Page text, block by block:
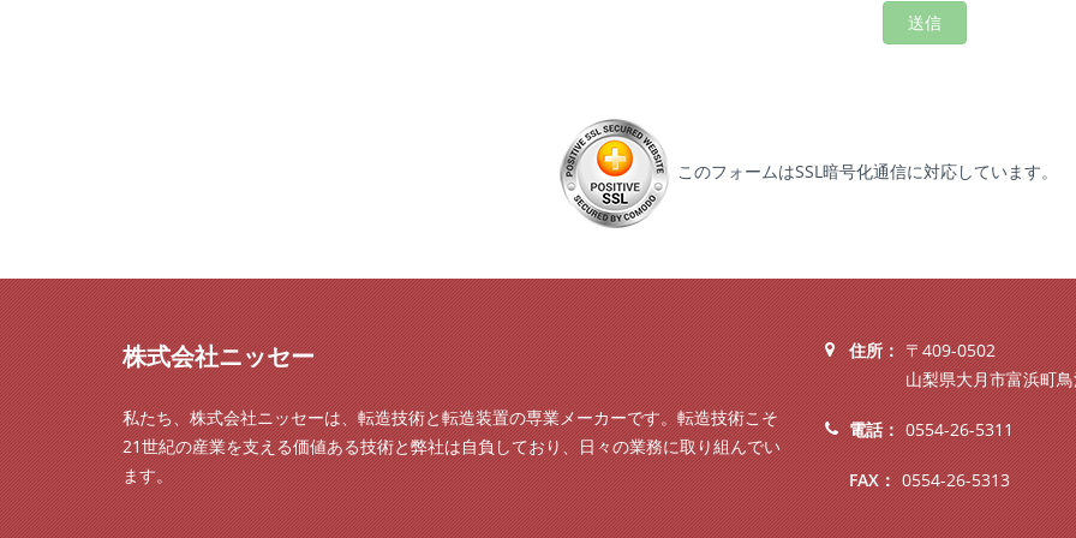
送信
このフォームはSSL暗号化通信に対応しています。
株式会社ニッセー
私たち、株式会社ニッセーは、転造技術と転造装置の専業メーカーです。転造技術こそ
21世紀の産業を支える価値ある技術と弊社は自負しており、日々の業務に取り組んでい
ます。
住所： 〒409-0502
山梨県大月市富浜町
電話： 0554-26-5311
FAX： 0554-26-5313